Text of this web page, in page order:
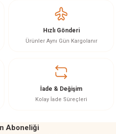
Hızlı Gönderi
Ürünler Aynı Gün Kargolanır
İade & Değişim
Kolay İade Süreçleri
Aboneliği